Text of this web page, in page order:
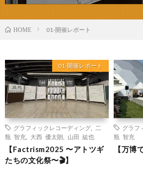
HOME 01-開催レポート
01-開催レポート
グラフィックレコーディング
二
瓶 智充
大西 優太朗 山田 紘也
【Factrism2025 〜アトツギ
たちの文化祭〜🎬】
グラフ
瓶 智充
【万博